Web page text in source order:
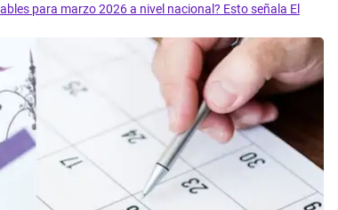
para marzo 2026 a nivel nacional? Esto señala El